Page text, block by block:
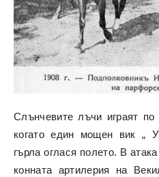
Слънчевите лъчи играят
когато един мощен вик „
гърла оглася полето. В
конната артилерия на